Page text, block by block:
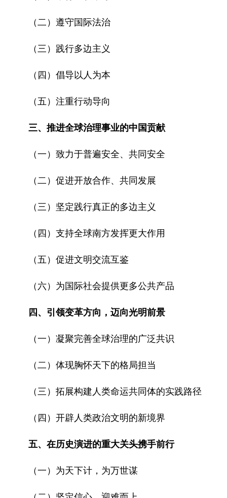
（二）遵守国际法治
（三）践行多边主义
（四）倡导以人为本
（五）注重行动导向
三、推进全球治理事业的中国贡献
（一）致力于普遍安全、共同安全
（二）促进开放合作、共同发展
（三）坚定践行真正的多边主义
（四）支持全球南方发挥更大作用
（五）促进文明交流互鉴
（六）为国际社会提供更多公共产品
四、引领变革方向，迈向光明前景
（一）凝聚完善全球治理的广泛共识
（二）体现胸怀天下的格局担当
（三）拓展构建人类命运共同体的实践路径
（四）开辟人类政治文明的新境界
五、在历史演进的重大关头携手前行
（一）为天下计，为万世谋